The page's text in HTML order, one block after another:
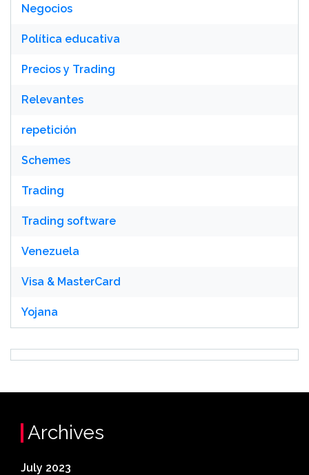
Negocios
Política educativa
Precios y Trading
Relevantes
repetición
Schemes
Trading
Trading software
Venezuela
Visa & MasterCard
Yojana
Archives
July 2023